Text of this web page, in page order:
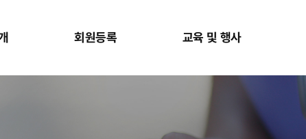
회원등록 교육 및 행사